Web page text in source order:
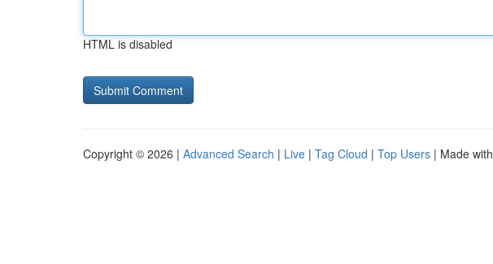
HTML is disabled
Copyright © 2026 | Advanced Search | Live | Tag Cloud | Top Users | Made with